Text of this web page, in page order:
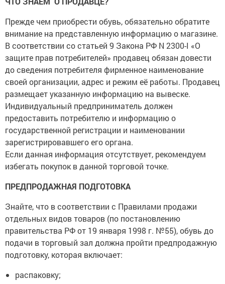
Прежде чем приобрести обувь, обязательно обратите
внимание на представленную информацию о магазине.
В соответствии со статьей 9 Закона РФ N 2300-I «О
защите прав потребителей» продавец обязан довести
до сведения потребителя фирменное наименование
своей организации, адрес и режим её работы. Продавец
размещает указанную информацию на вывеске.
Индивидуальный предприниматель должен
предоставить потребителю и информацию о
государственной регистрации и наименовании
зарегистрировавшего его органа.
Если данная информация отсутствует, рекомендуем
избегать покупок в данной торговой точке.
ПРЕДПРОДАЖНАЯ ПОДГОТОВКА
Знайте, что в соответствии с Правилами продажи
отдельных видов товаров (по постановлению
правительства РФ от 19 января 1998 г. №55), обувь до
подачи в торговый зал должна пройти предпродажную
подготовку, которая включает:
распаковку;